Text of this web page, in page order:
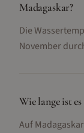
Madagaskar?
Die
November
Wie lange ist
Auf